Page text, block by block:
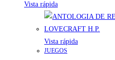
Vista rápida
Vista rápida
JUEGOS